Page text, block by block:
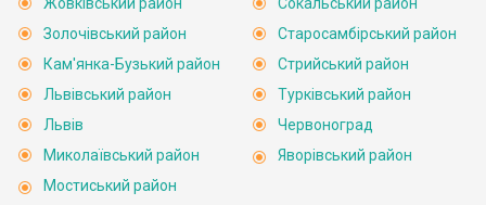
Золочівський район
Кам'янка-Бузький район
Львівський район
Львів
Миколаївський район
Мостиський район
Старосамбірський район
Стрийський район
Турківський район
Червоноград
Яворівський район